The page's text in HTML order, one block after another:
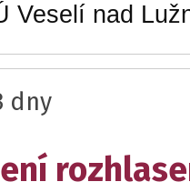
Veselí nad
dny